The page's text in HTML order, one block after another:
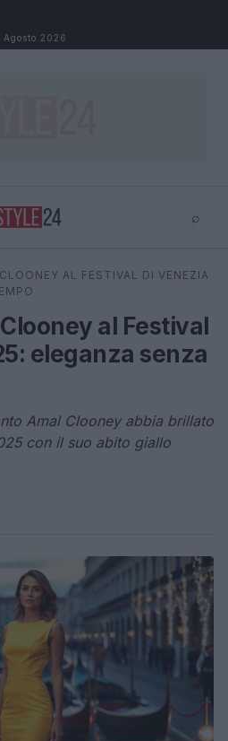
Agosto 2026
⌕
⌕ ×
AL FESTIVAL DI VENEZIA
al Festival
eleganza senza
Amal Clooney abbia brillato
con il suo abito giallo